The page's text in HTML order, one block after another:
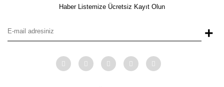
Haber Listemize Ücretsiz Kayıt Olun
+